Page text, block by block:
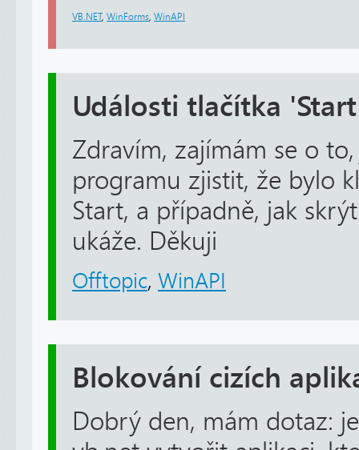
VB.NET, WinForms WinAPI
Události tlačítka
Zdravím, zajímám se o
programu zjistit, že bylo
Start, a případně, jak
ukáže. Děkuji
Offtopic, WinAPI
Blokování cizích
Dobrý den, mám dotaz: